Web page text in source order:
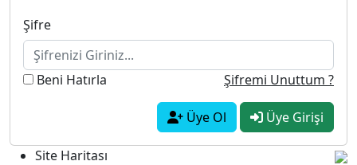
Şifre
Beni Hatırla Şifremi Unuttum ?
Üye Ol Üye Girişi
Site Haritası